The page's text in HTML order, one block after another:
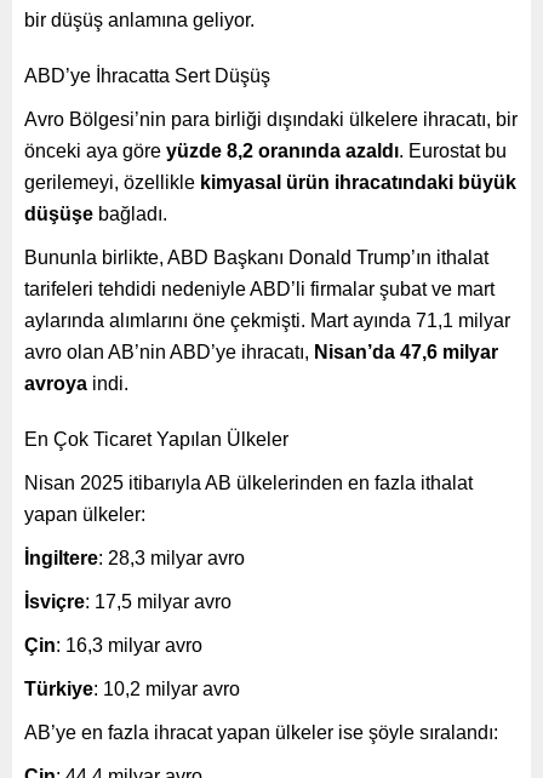
bir düşüş anlamına geliyor.
ABD’ye İhracatta Sert Düşüş
Avro Bölgesi’nin para birliği dışındaki ülkelere ihracatı, bir
önceki aya göre yüzde 8,2 oranında azaldı. Eurostat bu
gerilemeyi, özellikle kimyasal ürün ihracatındaki büyük
düşüşe bağladı.
Bununla birlikte, ABD Başkanı Donald Trump’ın ithalat
tarifeleri tehdidi nedeniyle ABD’li firmalar şubat ve mart
aylarında alımlarını öne çekmişti. Mart ayında 71,1 milyar
avro olan AB’nin ABD’ye ihracatı, Nisan’da 47,6 milyar
avroya indi.
En Çok Ticaret Yapılan Ülkeler
Nisan 2025 itibarıyla AB ülkelerinden en fazla ithalat
yapan ülkeler:
İngiltere: 28,3 milyar avro
İsviçre: 17,5 milyar avro
Çin: 16,3 milyar avro
Türkiye: 10,2 milyar avro
AB’ye en fazla ihracat yapan ülkeler ise şöyle sıralandı: